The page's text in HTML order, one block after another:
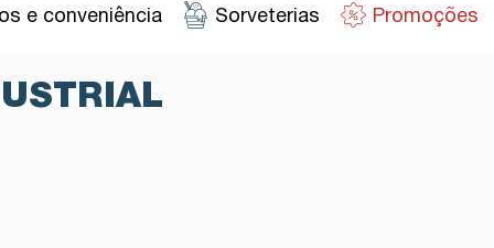
e conveniência Sorveterias Promoções